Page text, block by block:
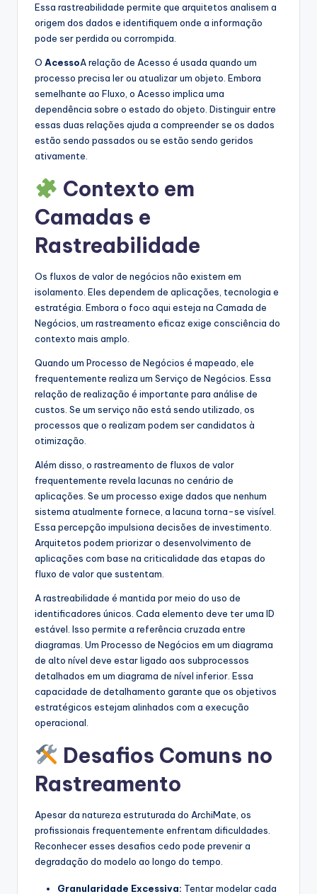
Essa rastreabilidade permite que arquitetos analisem a
origem dos dados e identifiquem onde a informação
pode ser perdida ou corrompida.
O AcessoA relação de Acesso é usada quando um
processo precisa ler ou atualizar um objeto. Embora
semelhante ao Fluxo, o Acesso implica uma
dependência sobre o estado do objeto. Distinguir entre
essas duas relações ajuda a compreender se os dados
estão sendo passados ou se estão sendo geridos
ativamente.
Contexto em
Camadas e
Rastreabilidade
Os fluxos de valor de negócios não existem em
isolamento. Eles dependem de aplicações, tecnologia e
estratégia. Embora o foco aqui esteja na Camada de
Negócios, um rastreamento eficaz exige consciência do
contexto mais amplo.
Quando um Processo de Negócios é mapeado, ele
frequentemente realiza um Serviço de Negócios. Essa
relação de realização é importante para análise de
custos. Se um serviço não está sendo utilizado, os
processos que o realizam podem ser candidatos à
otimização.
Além disso, o rastreamento de fluxos de valor
frequentemente revela lacunas no cenário de
aplicações. Se um processo exige dados que nenhum
sistema atualmente fornece, a lacuna torna-se visível.
Essa percepção impulsiona decisões de investimento.
Arquitetos podem priorizar o desenvolvimento de
aplicações com base na criticalidade das etapas do
fluxo de valor que sustentam.
A rastreabilidade é mantida por meio do uso de
identificadores únicos. Cada elemento deve ter uma ID
estável. Isso permite a referência cruzada entre
diagramas. Um Processo de Negócios em um diagrama
de alto nível deve estar ligado aos subprocessos
detalhados em um diagrama de nível inferior. Essa
capacidade de detalhamento garante que os objetivos
estratégicos estejam alinhados com a execução
operacional.
Desafios Comuns no
Rastreamento
Apesar da natureza estruturada do ArchiMate, os
profissionais frequentemente enfrentam dificuldades.
Reconhecer esses desafios cedo pode prevenir a
degradação do modelo ao longo do tempo.
Granularidade Excessiva: Tentar modelar cada